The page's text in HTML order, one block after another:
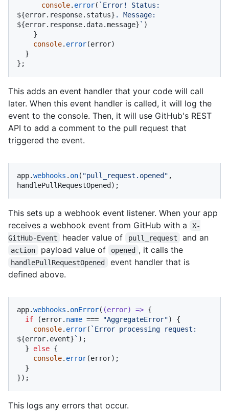
console. error(
${error.response.status}
${error.response.data.message} ` )
console. error(error)
};
This adds an event handler that your code will call
later. When this event handler is called, it will log the
event to the console. Then, it will use GitHub's REST
API to add a comment to the pull request that
triggered the event.
app.webhooks . on( "pull_request.opened" ,
handlePullRequestOpened);
This sets up a webhook event listener. When your app
receives a webhook event from GitHub with a
X-
GitHub-Event
header value of pull_request and an
action payload value of opened , it calls the
handlePullRequestOpened
event handler that is
defined above.
app.webhooks . onError( (error) => {
if (error. name === "AggregateError") {
console. error(
${error.event} ` );
  }
else {
console. error(error);
});
This logs any errors that occur.